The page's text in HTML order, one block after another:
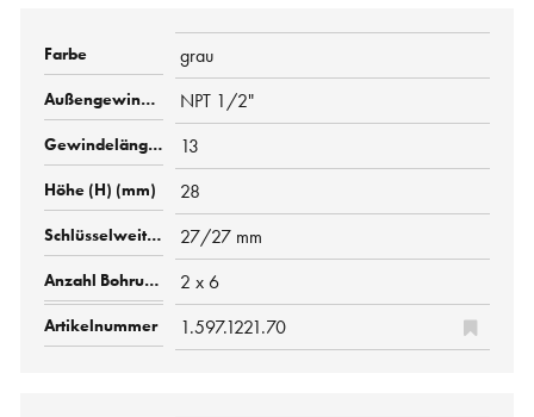
grau
NPT 1/2"
13
28
27/27 mm
2 x 6
1.597.1221.70